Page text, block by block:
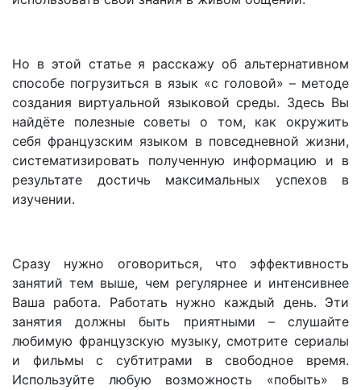
Но в этой статье я расскажу об альтернативном
способе погрузиться в язык «с головой» – методе
создания виртуальной языковой среды. Здесь Вы
найдёте полезные советы о том, как окружить
себя французским языком в повседневной жизни,
систематизировать полученную информацию и в
результате достичь максимальных успехов в
изучении.
Сразу нужно оговориться, что эффективность
занятий тем выше, чем регулярнее и интенсивнее
Ваша работа. Работать нужно каждый день. Эти
занятия должны быть приятными – слушайте
любимую французскую музыку, смотрите сериалы
и фильмы с субтитрами в свободное время.
Используйте любую возможность «побыть» в